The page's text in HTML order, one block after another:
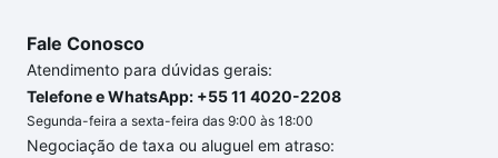
Fale Conosco
Atendimento para dúvidas gerais:
Telefone e WhatsApp: +55 11 4020-2208
Segunda-feira a sexta-feira das 9:00 às 18:00
Negociação de taxa ou aluguel em atraso: